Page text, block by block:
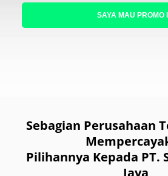
SAYA MAU PROMO
Sebagian Perusahaan
Pilihannya Kepada PT.